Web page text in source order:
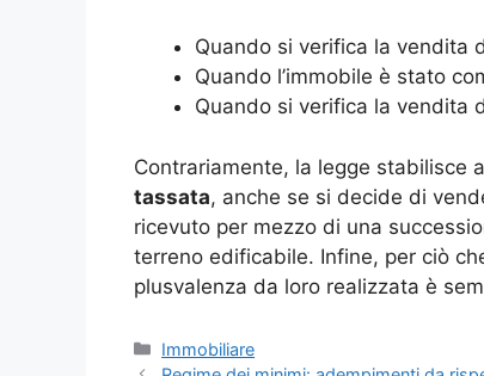
Quando si verifica la vendita
Quando l’immobile è stato
Quando si verifica la vendita
Contrariamente, la legge stabilisce
tassata, anche se si decide di
ricevuto per mezzo di una
terreno edificabile. Infine, per ciò
plusvalenza da loro realizzata è
Categorie
Immobiliare